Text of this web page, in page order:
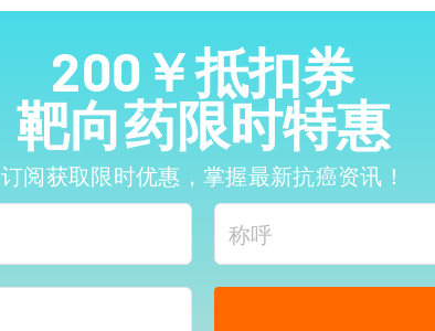
200￥抵扣券
靶向药限时特惠
订阅获取限时优惠，掌握最新抗癌资讯！